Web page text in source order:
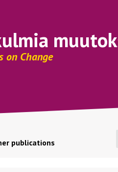
on Change
publications